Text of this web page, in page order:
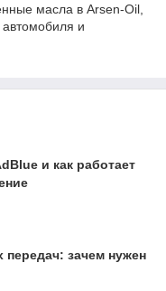
масла в Arsen-Oil,
и
и как работает
зачем нужен